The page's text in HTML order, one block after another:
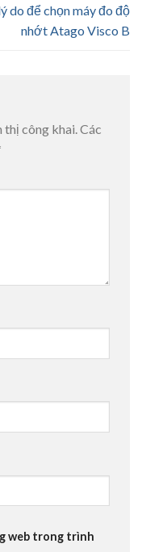
do để chọn máy đo độ
nhớt Atago Visco B
thị công khai.Các
web trong trình